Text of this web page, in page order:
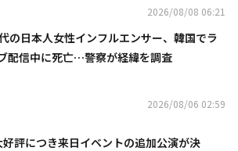
2026/08/08 06:21
の日本人女性インフルエンサー、韓国でラ
配信中に死亡…警察が経緯を調査
2026/08/06 02:59
評につき来日イベントの追加公演が決